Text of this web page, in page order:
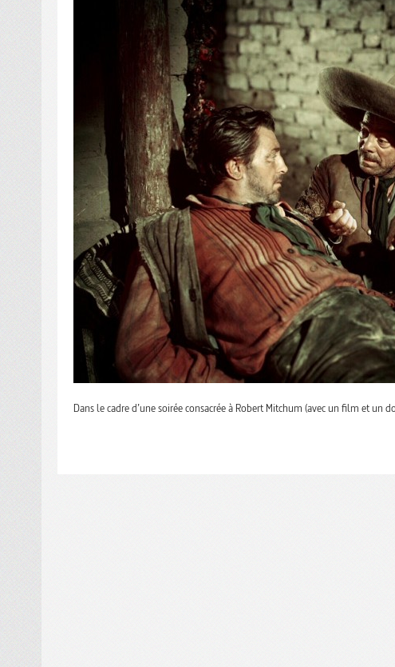
Dans le cadre d’une soirée consacrée à Robert Mitchum (avec un film et un